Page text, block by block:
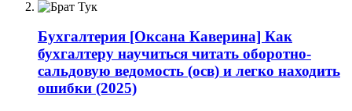
Бухгалтерия [Оксана Каверина] Как
бухгалтеру научиться читать оборотно-
сальдовую ведомость (осв) и легко находить
ошибки (2025)